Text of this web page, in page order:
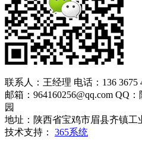
联系人：王经理 电话：136 3675
邮箱：964160256@qq.com QQ
园
地址：陕西省宝鸡市眉县齐镇工
技术支持： 365系统